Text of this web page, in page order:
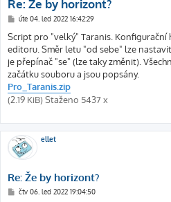
Re: Že by horizont?
P
í
s
p
ě
v
e
k
úte 04. led 2022 16:42:29
Script pro "velký" Taranis.
editoru. Směr letu "od sebe" lze
je přepínač "se" (lze taky změnit).
začátku souboru a jsou popsány.
Pro_Taranis.zip
(2.19 KiB) Staženo 5437 x
ellet
Re: Že by horizont?
Pčtv 06. led 2022 19:04:50